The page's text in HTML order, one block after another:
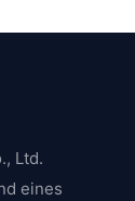
Ltd.
eines